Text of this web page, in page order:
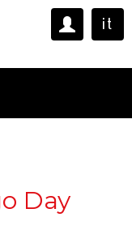
it
Day